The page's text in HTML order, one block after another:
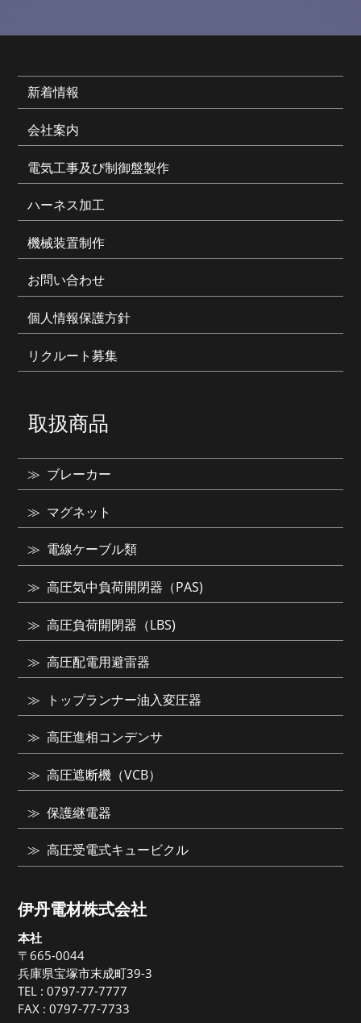
伊丹電材株式会社
本社
〒665-0044
兵庫県宝塚市末成町39-3
TEL :0797-77-7777
FAX : 0797-77-7733
新着情報
会社案内
電気工事及び制御盤製作
ハーネス加工
機械装置制作
お問い合わせ
個人情報保護方針
リクルート募集
取扱商品
ブレーカー
マグネット
電線ケーブル類
高圧気中負荷開閉器（PAS)
高圧負荷開閉器（LBS)
高圧配電用避雷器
トップランナー油入変圧器
高圧進相コンデンサ
高圧遮断機（VCB）
保護継電器
高圧受電式キュービクル